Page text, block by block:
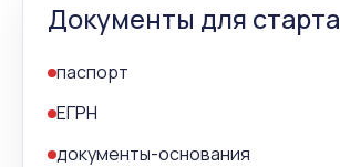
Документы для старта
паспорт
ЕГРН
документы-основания